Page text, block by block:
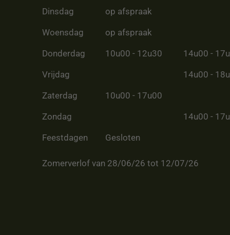
Dinsdag op afspraak
Woensdag op afspraak
Donderdag 10u00 - 12u30 14u00 -
Vrijdag 14u00 -
Zaterdag 10u00 - 17u00
Zondag 14u00 -
Feestdagen Gesloten
Zomerverlof van 28/06/26 tot 12/07/26